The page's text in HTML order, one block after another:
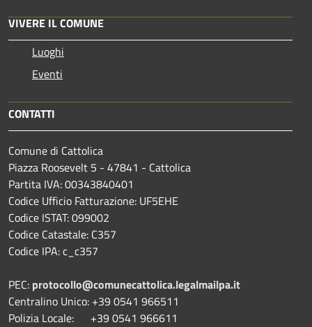
VIVERE IL COMUNE
Luoghi
Eventi
CONTATTI
Comune di Cattolica
Piazza Roosevelt 5 - 47841 - Cattolica
Partita IVA: 00343840401
Codice Ufficio Fatturazione: UF5EHE
Codice ISTAT: 099002
Codice Catastale: C357
Codice IPA: c_c357
PEC: protocollo@comunecattolica.legalmailpa.it
Centralino Unico: +39 0541 966511
Polizia Locale: +39 0541 966611